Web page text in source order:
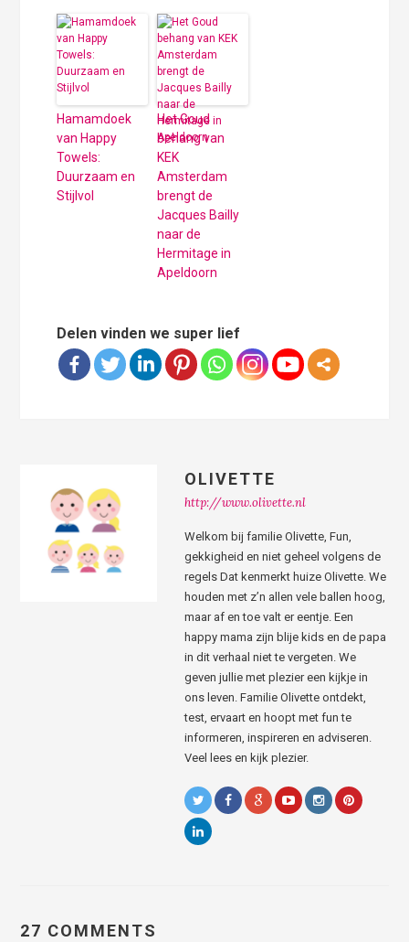
Hamamdoek
van Happy
Towels:
Duurzaam en
Stijlvol
Het Goud
behang van
KEK
Amsterdam
brengt de
Jacques Bailly
naar de
Hermitage in
Apeldoorn
Delen vinden we super lief
OLIVETTE
http://www.olivette.nl
Welkom bij familie Olivette, Fun,
gekkigheid en niet geheel volgens de
regels Dat kenmerkt huize Olivette. We
houden met z’n allen vele ballen hoog,
maar af en toe valt er eentje. Een
happy mama zijn blije kids en de papa
in dit verhaal niet te vergeten. We
geven jullie met plezier een kijkje in
ons leven. Familie Olivette ontdekt,
test, ervaart en hoopt met fun te
informeren, inspireren en adviseren.
Veel lees en kijk plezier.
27 COMMENTS